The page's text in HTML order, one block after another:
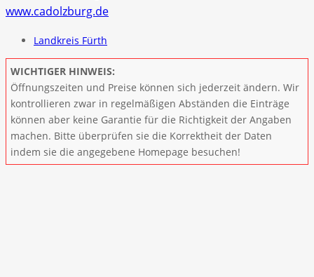
www.cadolzburg.de
Landkreis Fürth
WICHTIGER HINWEIS:
Öffnungszeiten und Preise können sich jederzeit ändern. Wir
kontrollieren zwar in regelmäßigen Abständen die Einträge
können aber keine Garantie für die Richtigkeit der Angaben
machen. Bitte überprüfen sie die Korrektheit der Daten
indem sie die angegebene Homepage besuchen!